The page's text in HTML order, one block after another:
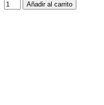
Añadir al carrito